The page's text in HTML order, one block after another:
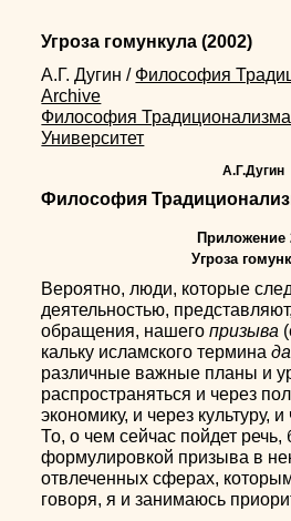
Угроза гомункула (2002)
А.Г. Дугин / Философия
Archive
Философия Традиционализма
Университет
А.Г.Дугин
Философия
Приложение
Угроза
Вероятно, люди, которые
деятельностью,
обращения, нашегопризыва
кальку исламского термина
различные важные планы и
распространяться и через
экономику, и через культуру,
То, о чем сейчас пойдет речь,
формулировкой призыва в
отвлеченных сферах,
говоря, я и занимаюсь